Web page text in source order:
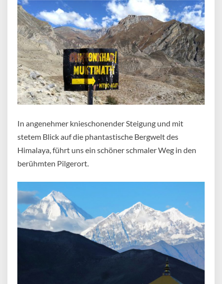
In angenehmer knieschonender Steigung und mit
stetem Blick auf die phantastische Bergwelt des
Himalaya, führt uns ein schöner schmaler Weg in den
berühmten Pilgerort.